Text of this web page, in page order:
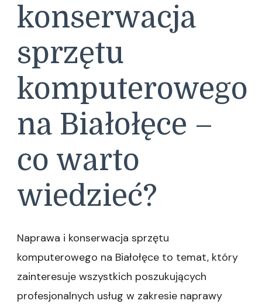
konserwacja
sprzętu
komputerowego
na Białołęce –
co warto
wiedzieć?
Naprawa i konserwacja sprzętu
komputerowego na Białołęce to temat, który
zainteresuje wszystkich poszukujących
profesjonalnych usług w zakresie naprawy